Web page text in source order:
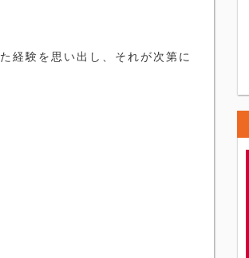
経験を思い出し、それが次第に